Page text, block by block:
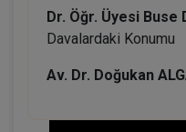
Dr. Öğr. Üyesi Buse
Davalardaki Konumu
Av. Dr. Doğukan